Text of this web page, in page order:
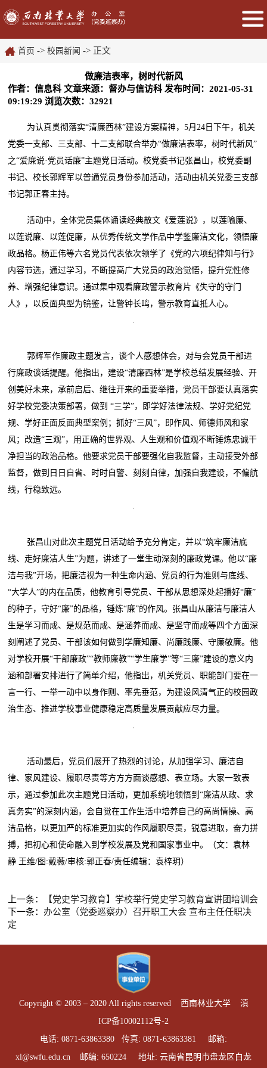
首页 -> 校园新闻 -> 正文
做廉洁表率，树时代新风
作者：信息科 文章来源：督办与信访科 发布时间：2021-05-31
09:19:29 浏览次数：32921
为认真贯彻落实“清廉西林”建设方案精神，5月24日下午，机关
党委一支部、三支部、十二支部联合举办“做廉洁表率，树时代新风”
之“爱廉说·党员话廉”主题党日活动。校党委书记张昌山，校党委副
书记、校长郭辉军以普通党员身份参加活动，活动由机关党委三支部
书记郭正春主持。
活动中，全体党员集体诵读经典散文《爱莲说》，以莲喻廉、
以莲说廉、以莲促廉，从优秀传统文学作品中学鉴廉洁文化，领悟廉
政品格。杨正伟等六名党员代表依次领学了《党的六项纪律知与行》
内容节选，通过学习，不断提高广大党员的政治觉悟，提升党性修
养、增强纪律意识。通过集中观看廉政警示教育片《失守的守门
人》，以反面典型为镜鉴，让警钟长鸣，警示教育直抵人心。
郭辉军作廉政主题发言，谈个人感想体会，对与会党员干部进
行廉政谈话提醒。他指出，建设“清廉西林”是学校总结发展经验、开
创美好未来，承前启后、继往开来的重要举措，党员干部要认真落实
好学校党委决策部署，做到 “三学”，即学好法律法规、学好党纪党
规、学好正面反面典型案例；抓好“三风”，即作风、师德师风和家
风；改造“三观”，用正确的世界观、人生观和价值观不断锤炼忠诚干
净担当的政治品格。他要求党员干部要强化自我监督，主动接受外部
监督，做到日日自省、时时自警、刻刻自律，加强自我建设，不偏航
线，行稳致远。
张昌山对此次主题党日活动给予充分肯定，并以“筑牢廉洁底
线、走好廉洁人生”为题，讲述了一堂生动深刻的廉政党课。他以“廉
洁与我”开场，把廉洁视为一种生命内涵、党员的行为准则与底线、
“大学人”的内在品质，他教育引导党员、干部从思想深处起播好“廉”
的种子，守好“廉”的品格，锤炼“廉”的作风。张昌山从廉洁与廉洁人
生是学习而成、是规范而成、是涵养而成、是坚守而成等四个方面深
刻阐述了党员、干部该如何做到学廉知廉、尚廉践廉、守廉敬廉。他
对学校开展“干部廉政”“教师廉教”“学生廉学”等“三廉”建设的意义内
涵和部署安排进行了简单介绍，他指出，机关党员、职能部门要在一
言一行、一举一动中以身作则、率先垂范，为建设风清气正的校园政
治生态、推进学校事业健康稳定高质量发展贡献应尽力量。
活动最后，党员们展开了热烈的讨论，从加强学习、廉洁自
律、家风建设、履职尽责等方方方面谈感想、表立场。大家一致表
示，通过参加此次主题党日活动，更加系统地领悟到“廉洁从政、求
真务实”的深刻内涵，会自觉在工作生活中培养自己的高尚情操、高
洁品格，以更加严的标准更加实的作风履职尽责，锐意进取，奋力拼
搏，把初心和使命融入到学校发展及党和国家事业中。（文：袁林
静 王维/图:戴薇/审核:郭正春/责任编辑：袁梓玥）
上一条：
【党史学习教育】学校举行党史学习教育宣讲团培训会
下一条：办公室（党委巡察办）召开职工大会 宣布主任任职决
定
Copyright © 2003 – 2020 All rights reserved 西南林业大学 滇
ICP备10002112号-2
电话: 0871-63863380 传真: 0871-63863381 邮箱:
xl@swfu.edu.cn 邮编: 650224 地址: 云南省昆明市盘龙区白龙